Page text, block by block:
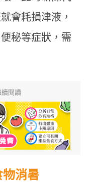
會耗損津液，
秘等症狀，需
閱讀
物消暑